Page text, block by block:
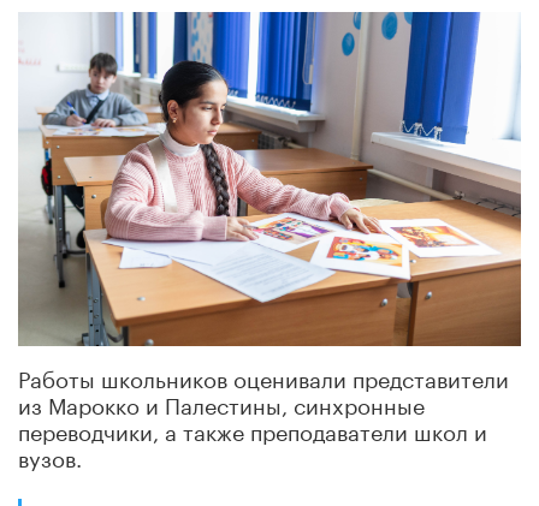
Работы школьников оценивали представители
из Марокко и Палестины, синхронные
переводчики, а также преподаватели школ и
вузов.